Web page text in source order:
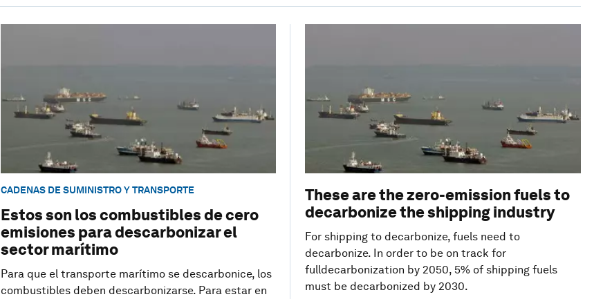
CADENAS DE SUMINISTRO Y TRANSPORTE
Estos son los combustibles de cero
emisiones para descarbonizar el
sector marítimo
Para que el transporte marítimo se descarbonice, los
combustibles deben descarbonizarse. Para estar en
These are the zero-emission fuels to
decarbonize the shipping industry
For shipping to decarbonize, fuels need to
decarbonize. In order to be on track for
fulldecarbonization by 2050, 5% of shipping fuels
must be decarbonized by 2030.